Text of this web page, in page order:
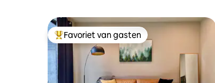
Topfavoriet van gasten
Favoriet van gasten